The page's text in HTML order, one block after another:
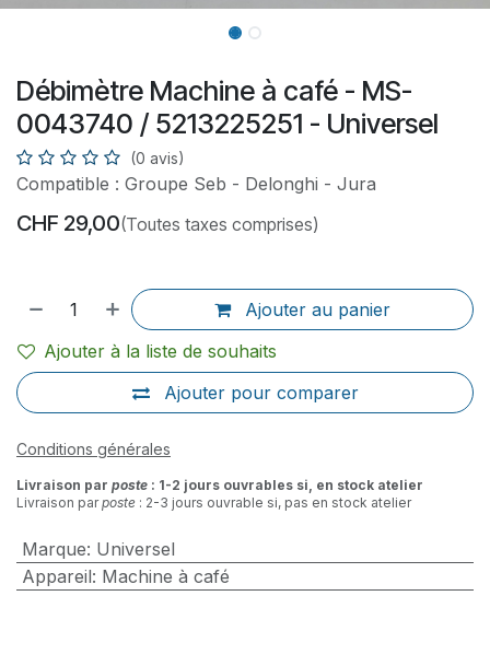
Débimètre Machine à café - MS-
0043740 / 5213225251 - Universel
(0 avis)
Compatible : Groupe Seb - Delonghi - Jura
CHF 29,00(Toutes taxes comprises)
Ajouter au panier
Ajouter pour comparer
Ajouter à la liste de souhaits
Conditions générales
Livraison par poste : 1-2 jours ouvrables si, en stock atelier
Livraison parposte : 2-3 jours ouvrable si, pas en stock atelier
Marque: Universel
Appareil: Machine à café